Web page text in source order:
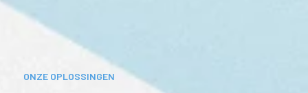
ONZE OPLOSSINGEN